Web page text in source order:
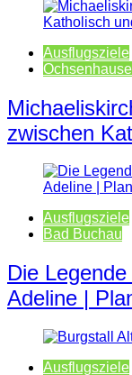
Ausflugsziele
zwischen
Ausflugsziele
Bad Buchau
Die
Adeline |
Ausflugsziele